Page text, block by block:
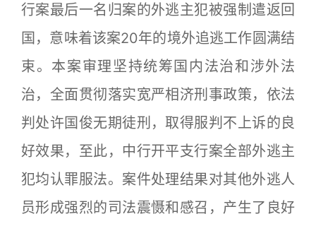
行案最后一名归案的外逃主犯被强制遣返回
国，意味着该案20年的境外追逃工作圆满结
束。本案审理坚持统筹国内法治和涉外法
治，全面贯彻落实宽严相济刑事政策，依法
判处许国俊无期徒刑，取得服判不上诉的良
好效果，至此，中行开平支行案全部外逃主
犯均认罪服法。案件处理结果对其他外逃人
员形成强烈的司法震慑和感召，产生了良好